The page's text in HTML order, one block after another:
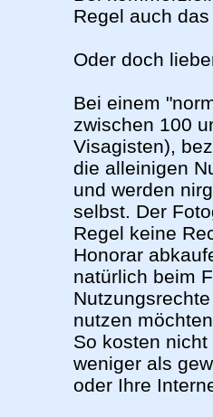
Regel auch
Oder doch
Bei einem
zwischen 100
Visagisten),
die alleinigen
und werden
selbst. Der
Regel keine
Honorar
natürlich beim
nutzen
So kosten
weniger als
oder Ihre